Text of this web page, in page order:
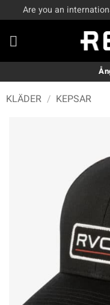
to
content
Are you an
KLÄDER / KEPSAR